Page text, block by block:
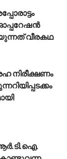
വീരകഥ
നിരീക്ഷണം